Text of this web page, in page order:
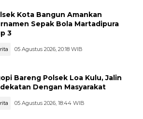
Kota Bangun Amankan
Sepak Bola Martadipura
3
05 Agustus 2026, 20:18 WIB
Bareng Polsek Loa Kulu, Jalin
Dengan Masyarakat
05 Agustus 2026, 18:44 WIB